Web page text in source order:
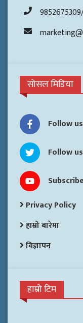
सोसल मिडिया
Follow
Follow
Privacy Policy
हाम्रो बारेमा
विज्ञापन
हाम्रो टिम